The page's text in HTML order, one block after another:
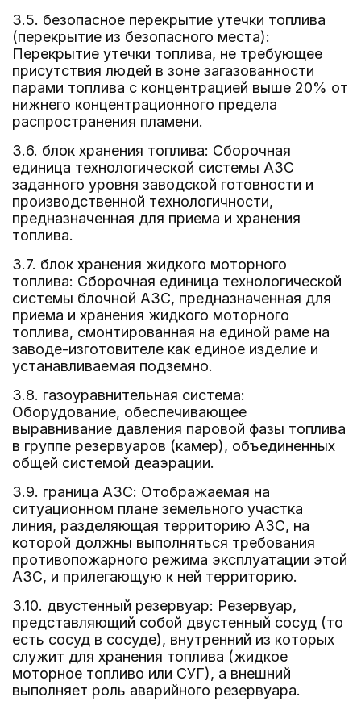
3.5. безопасное перекрытие утечки топлива
(перекрытие из безопасного места):
Перекрытие утечки топлива, не требующее
присутствия людей в зоне загазованности
парами топлива с концентрацией выше 20% от
нижнего концентрационного предела
распространения пламени.
3.6. блок хранения топлива: Сборочная
единица технологической системы АЗС
заданного уровня заводской готовности и
производственной технологичности,
предназначенная для приема и хранения
топлива.
3.7. блок хранения жидкого моторного
топлива: Сборочная единица технологической
системы блочной АЗС, предназначенная для
приема и хранения жидкого моторного
топлива, смонтированная на единой раме на
заводе-изготовителе как единое изделие и
устанавливаемая подземно.
3.8. газоуравнительная система:
Оборудование, обеспечивающее
выравнивание давления паровой фазы топлива
в группе резервуаров (камер), объединенных
общей системой деаэрации.
3.9. граница АЗС: Отображаемая на
ситуационном плане земельного участка
линия, разделяющая территорию АЗС, на
которой должны выполняться требования
противопожарного режима эксплуатации этой
АЗС, и прилегающую к ней территорию.
3.10. двустенный резервуар: Резервуар,
представляющий собой двустенный сосуд (то
есть сосуд в сосуде), внутренний из которых
служит для хранения топлива (жидкое
моторное топливо или СУГ), а внешний
выполняет роль аварийного резервуара.